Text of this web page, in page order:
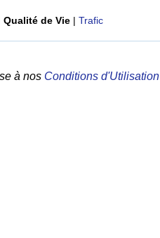
Qualité de Vie | Trafic
à nos Conditions d'Utilisation